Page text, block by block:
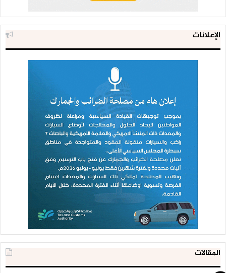
الإعلانات
المقالات